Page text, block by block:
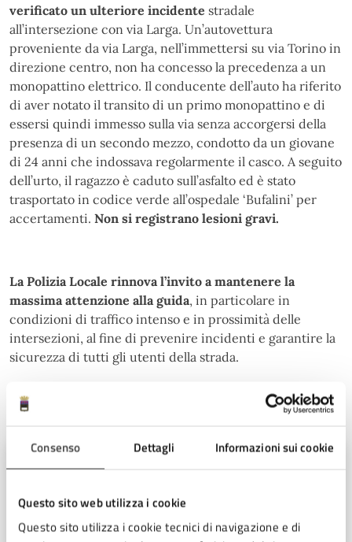
Consenso Dettagli Informazioni sui cookie
Questo sito web utilizza i cookie
Questo sito utilizza i cookie tecnici di navigazione e di
verificato un ulteriore incidente stradale
all’intersezione con via Larga. Un’autovettura
proveniente da via Larga, nell’immettersi su via Torino in
direzione centro, non ha concesso la precedenza a un
monopattino elettrico. Il conducente dell’auto ha riferito
di aver notato il transito di un primo monopattino e di
essersi quindi immesso sulla via senza accorgersi della
presenza di un secondo mezzo, condotto da un giovane
di 24 anni che indossava regolarmente il casco. A seguito
dell’urto, il ragazzo è caduto sull’asfalto ed è stato
trasportato in codice verde all’ospedale ‘Bufalini’ per
accertamenti. Non si registrano lesioni gravi.
La Polizia Locale rinnova l’invito a mantenere la
massima attenzione alla guida, in particolare in
condizioni di traffico intenso e in prossimità delle
intersezioni, al fine di prevenire incidenti e garantire la
sicurezza di tutti gli utenti della strada.
A cura di
Ufficio Stampa
Piazza del Popolo 10, Cesena (FC),
47521